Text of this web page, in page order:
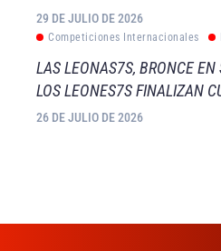
29 DE JULIO DE 2026
Competiciones Internacionales
LAS LEONAS7S, BRONCE
LOS LEONES7S FINALIZAN
26 DE JULIO DE 2026